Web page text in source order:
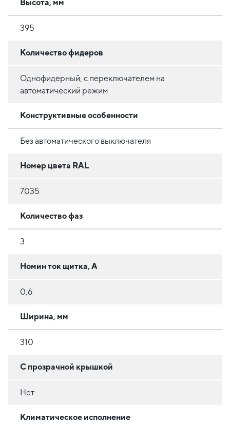
Высота, мм
395
Количество фидеров
Однофидерный, с переключателем на
автоматический режим
Конструктивные особенности
Без автоматического выключателя
Номер цвета RAL
7035
Количество фаз
3
Номин ток щитка, А
0,6
Ширина, мм
310
С прозрачной крышкой
Нет
Климатическое исполнение